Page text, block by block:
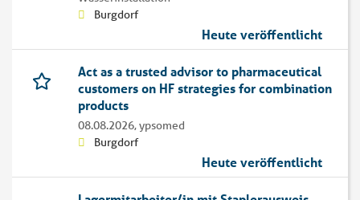
Burgdorf
Heute veröffentlicht
Act as a trusted advisor to pharmaceutical
customers on HF strategies for combination
products
08.08.2026,ypsomed
Burgdorf
Heute veröffentlicht